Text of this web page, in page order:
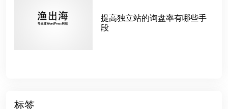
提高独立站的询盘率有哪些手
段
标签